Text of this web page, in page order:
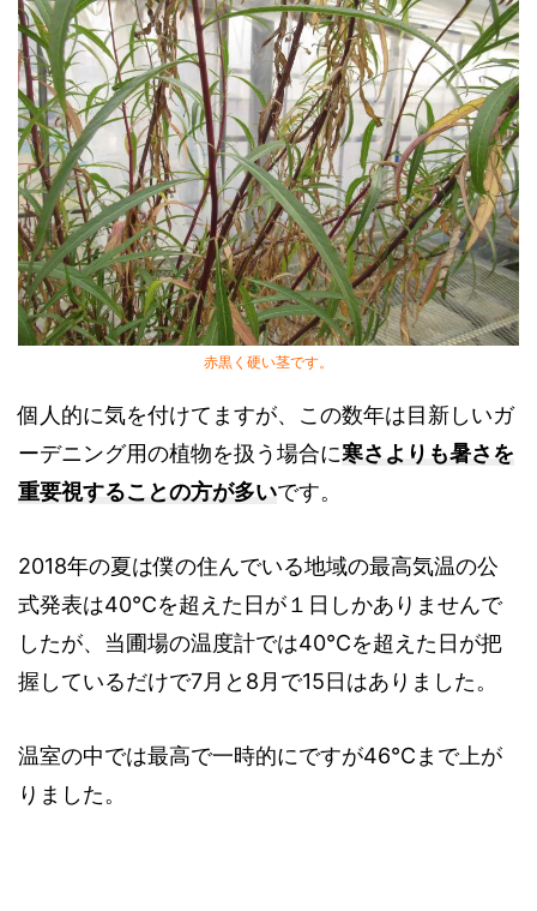
赤黒く硬い茎です。
個人的に気を付けてますが、この数年は目新しいガ
ーデニング用の植物を扱う場合に寒さよりも暑さを
重要視することの方が多いです。
2018年の夏は僕の住んでいる地域の最高気温の公
式発表は40℃を超えた日が１日しかありませんで
したが、当圃場の温度計では40℃を超えた日が把
握しているだけで7月と8月で15日はありました。
温室の中では最高で一時的にですが46℃まで上が
りました。